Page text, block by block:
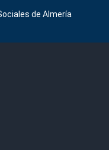
de Almería